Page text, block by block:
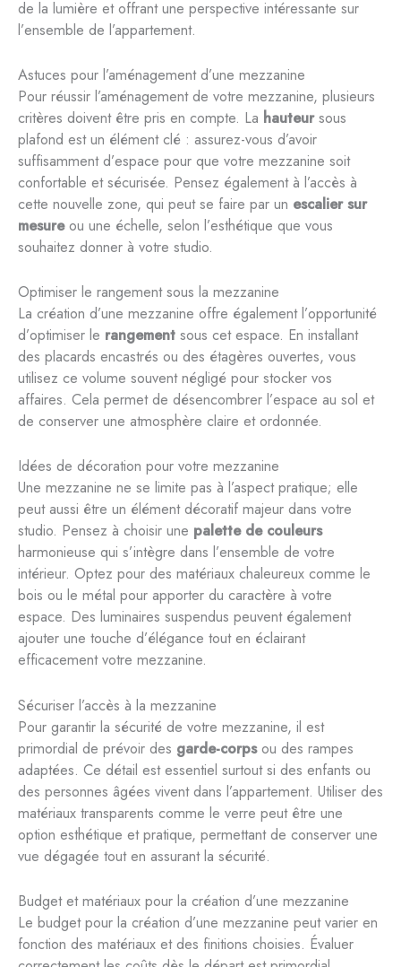
de la lumière et offrant une perspective intéressante sur
l’ensemble de l’appartement.
Astuces pour l’aménagement d’une mezzanine
Pour réussir l’aménagement de votre mezzanine, plusieurs
critères doivent être pris en compte. La hauteursous
plafond est un élément clé : assurez-vous d’avoir
suffisamment d’espace pour que votre mezzanine soit
confortable et sécurisée. Pensez également à l’accès à
cette nouvelle zone, qui peut se faire par un escalier sur
mesureou une échelle, selon l’esthétique que vous
souhaitez donner à votre studio.
Optimiser le rangement sous la mezzanine
La création d’une mezzanine offre également l’opportunité
d’optimiser le rangement sous cet espace. En installant
des placards encastrés ou des étagères ouvertes, vous
utilisez ce volume souvent négligé pour stocker vos
affaires. Cela permet de désencombrer l’espace au sol et
de conserver une atmosphère claire et ordonnée.
Idées de décoration pour votre mezzanine
Une mezzanine ne se limite pas à l’aspect pratique; elle
peut aussi être un élément décoratif majeur dans votre
studio. Pensez à choisir une palette de couleurs
harmonieuse qui s’intègre dans l’ensemble de votre
intérieur. Optez pour des matériaux chaleureux comme le
bois ou le métal pour apporter du caractère à votre
espace. Des luminaires suspendus peuvent également
ajouter une touche d’élégance tout en éclairant
efficacement votre mezzanine.
Sécuriser l’accès à la mezzanine
Pour garantir la sécurité de votre mezzanine, il est
primordial de prévoir des garde-corpsou des rampes
adaptées. Ce détail est essentiel surtout si des enfants ou
des personnes âgées vivent dans l’appartement. Utiliser des
matériaux transparents comme le verre peut être une
option esthétique et pratique, permettant de conserver une
vue dégagée tout en assurant la sécurité.
Budget et matériaux pour la création d’une mezzanine
Le budget pour la création d’une mezzanine peut varier en
fonction des matériaux et des finitions choisies. Évaluer